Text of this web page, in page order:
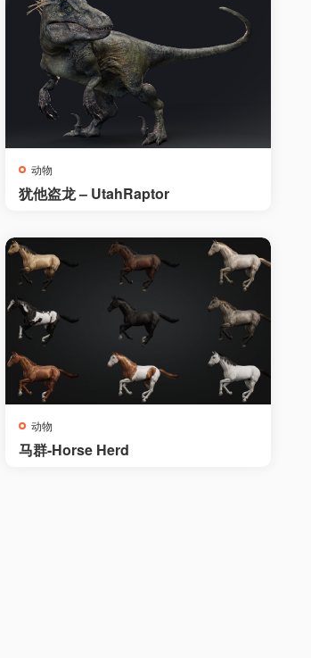
动物
犹他盗龙 – UtahRaptor
动物
马群-Horse Herd